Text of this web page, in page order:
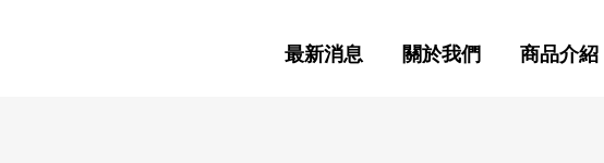
最新消息 關於我們 商品介紹